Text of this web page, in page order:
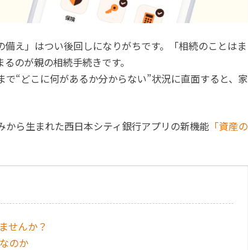
え」はつい後回しになりがちです。「相続のことはま
のが親の相続手続きです。
“どこに何があるか分からない”状況に直面すると、家
ら生まれた西日本シティ銀行アプリの新機能 「資産の
せんか？
のか